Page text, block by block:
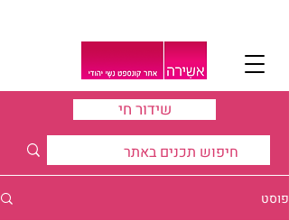
שידור חי
פוסט